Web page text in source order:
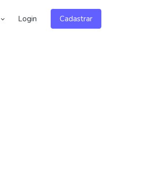
Login Cadastrar